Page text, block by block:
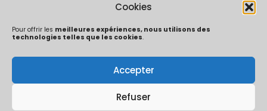
Cookies
Pour offrir les meilleures expériences, nous utilisons des
technologies telles que les cookies.
Accepter
Refuser
Politique de confidentialité
Politique de cookies (UE)